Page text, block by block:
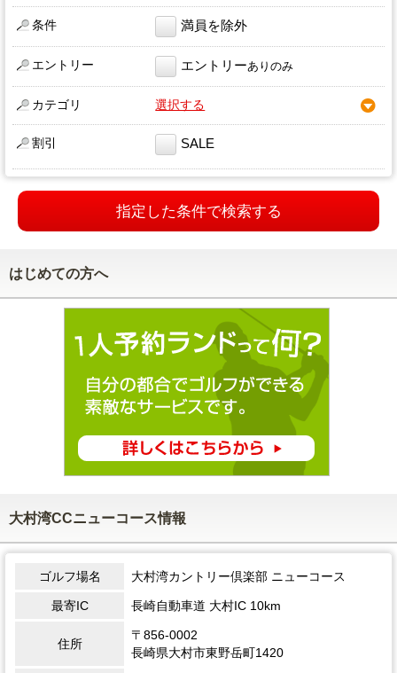
条件 満員を除外
エントリー エントリーありのみ
カテゴリ 選択する
割引 SALE
指定した条件で検索する
はじめての方へ
大村湾CCニューコース情報
ゴルフ場名 大村湾カントリー倶楽部 ニューコース
最寄IC 長崎自動車道 大村IC 10km
住所
〒856-0002
長崎県大村市東野岳町1420